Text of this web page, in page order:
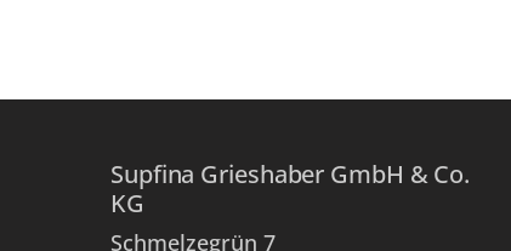
Supfina Grieshaber GmbH & Co.
KG
Schmelzegrün 7